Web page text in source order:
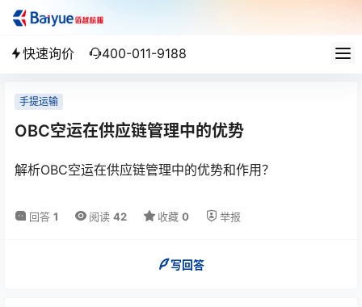
快速询价 400-011-9188
手提运输
OBC空运在供应链管理中的优势
解析OBC空运在供应链管理中的优势和作用？
回答 1 阅读 42 收藏 0 举报
写回答